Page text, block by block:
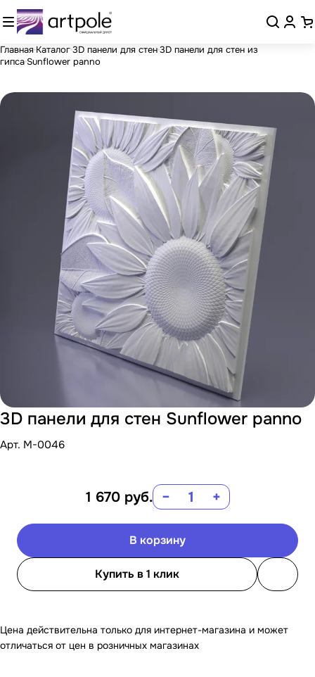
Главная Каталог3D панели для стен3D панели для стен из
гипса Sunflower panno
3D панели для стен Sunflower panno
Арт. M-0046
1 670 руб. − +
В корзину
Купить в 1 клик
Цена действительна только для интернет-магазина и может
отличаться от цен в розничных магазинах